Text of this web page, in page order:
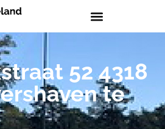
52 4318
te